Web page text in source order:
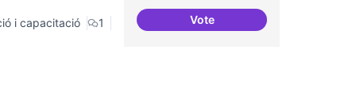
i capacitació
1
VoteArtistes i programari lliure